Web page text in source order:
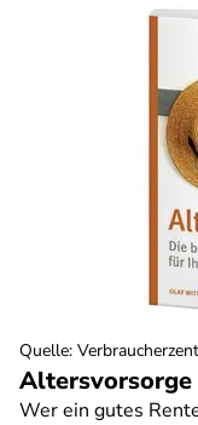
Altersvorsorge
Wer ein gutes
Quelle: